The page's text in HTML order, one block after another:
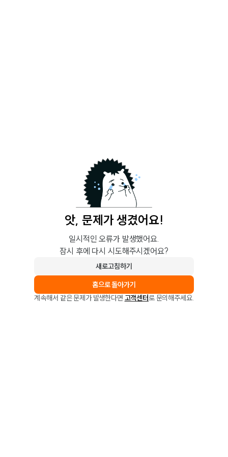
앗, 문제가 생겼어요!
일시적인 오류가 발생했어요.
잠시 후에 다시 시도해주시겠어요?
새로고침하기
홈으로 돌아가기
계속해서 같은 문제가 발생한다면 고객센터로 문의해주세요.